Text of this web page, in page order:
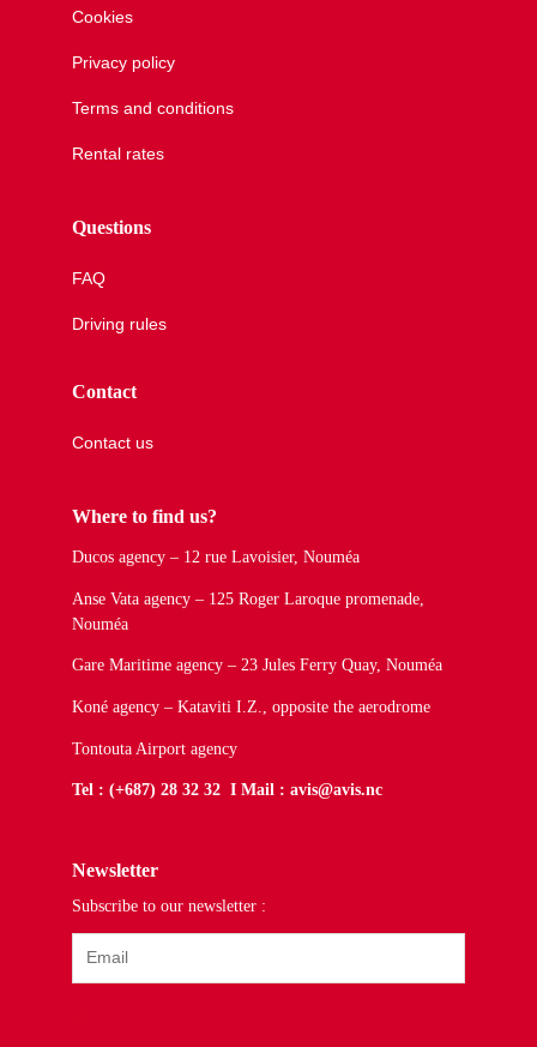
Cookies
Privacy policy
Terms and conditions
Rental rates
Questions
FAQ
Driving rules
Contact
Contact us
Where to find us?
Ducos agency – 12 rue Lavoisier, Nouméa
Anse Vata agency – 125 Roger Laroque promenade,
Nouméa
Gare Maritime agency – 23 Jules Ferry Quay, Nouméa
Koné agency – Kataviti I.Z., opposite the aerodrome
Tontouta Airport agency
Tel : (+687) 28 32 32 I Mail : avis@avis.nc
Newsletter
Subscribe to our newsletter :